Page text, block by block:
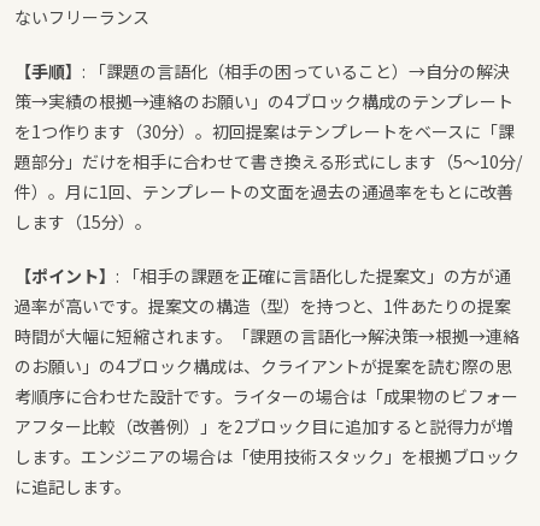
ないフリーランス
【手順】 : 「課題の言語化（相手の困っていること）→自分の解決
策→実績の根拠→連絡のお願い」の4ブロック構成のテンプレート
を1つ作ります（30分）。初回提案はテンプレートをベースに「課
題部分」だけを相手に合わせて書き換える形式にします（5〜10分/
件）。月に1回、テンプレートの文面を過去の通過率をもとに改善
します（15分）。
【ポイント】 : 「相手の課題を正確に言語化した提案文」の方が通
過率が高いです。提案文の構造（型）を持つと、1件あたりの提案
時間が大幅に短縮されます。「課題の言語化→解決策→根拠→連絡
のお願い」の4ブロック構成は、クライアントが提案を読む際の思
考順序に合わせた設計です。ライターの場合は「成果物のビフォー
アフター比較（改善例）」を2ブロック目に追加すると説得力が増
します。エンジニアの場合は「使用技術スタック」を根拠ブロック
に追記します。